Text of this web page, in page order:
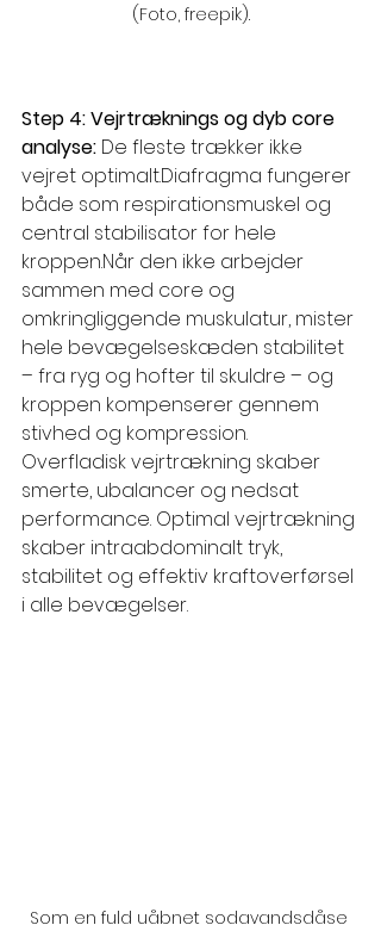
(Foto, freepik).
Step 4: Vejrtræknings og dyb core
analyse: De fleste trækker ikke
vejret optimalt.Diafragma fungerer
både som respirationsmuskel og
central stabilisator for hele
kroppen.Når den ikke arbejder
sammen med core og
omkringliggende muskulatur, mister
hele bevægelseskæden stabilitet
– fra ryg og hofter til skuldre – og
kroppen kompenserer gennem
stivhed og kompression.
Overfladisk vejrtrækning skaber
smerte, ubalancer og nedsat
performance. Optimal vejrtrækning
skaber intraabdominalt tryk,
stabilitet og effektiv kraftoverførsel
i alle bevægelser.
Som en fuld uåbnet sodavandsdåse